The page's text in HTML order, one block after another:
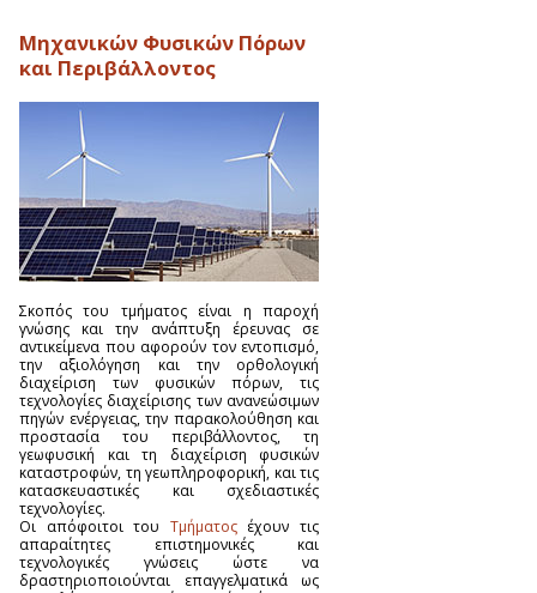
Μηχανικών Φυσικών Πόρων
και Περιβάλλοντος
Σκοπός του τμήματος είναι η παροχή
γνώσης και την ανάπτυξη έρευνας σε
αντικείμενα που αφορούν τον εντοπισμό,
την αξιολόγηση και την ορθολογική
διαχείριση των φυσικών πόρων, τις
τεχνολογίες διαχείρισης των ανανεώσιμων
πηγών ενέργειας, την παρακολούθηση και
προστασία του περιβάλλοντος, τη
γεωφυσική και τη διαχείριση φυσικών
καταστροφών, τη γεωπληροφορική, και τις
κατασκευαστικές και σχεδιαστικές
τεχνολογίες.
Οι απόφοιτοι του Τμήματοςέχουν τις
απαραίτητες επιστημονικές και
τεχνολογικές γνώσεις ώστε να
δραστηριοποιούνται επαγγελματικά ως